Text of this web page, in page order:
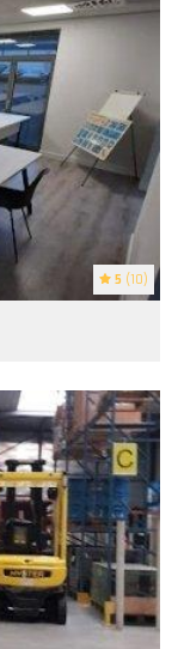
5 (10)